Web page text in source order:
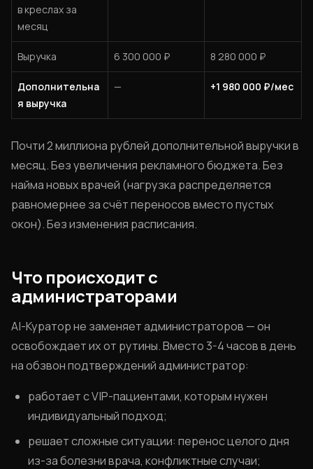
в креслах за
месяц
Выручка 6 300 000 ₽ 8 280 000 ₽
Дополнительна
я выручка
— +1 980 000 ₽/мес
Почти 2 миллиона рублей дополнительной выручки в
месяц. Без увеличения рекламного бюджета. Без
найма новых врачей (нагрузка распределяется
равномернее за счёт переносов вместо пустых
окон). Без изменения расписания.
Что происходит с
администраторами
AI-Куратор не заменяет администраторов — он
освобождает их от рутины. Вместо 3-4 часов в день
на обзвон подтверждений администратор:
работает с VIP-пациентами, которым нужен
индивидуальный подход;
решает сложные ситуации: перенос целого дня
из-за болезни врача, конфликтные случаи;